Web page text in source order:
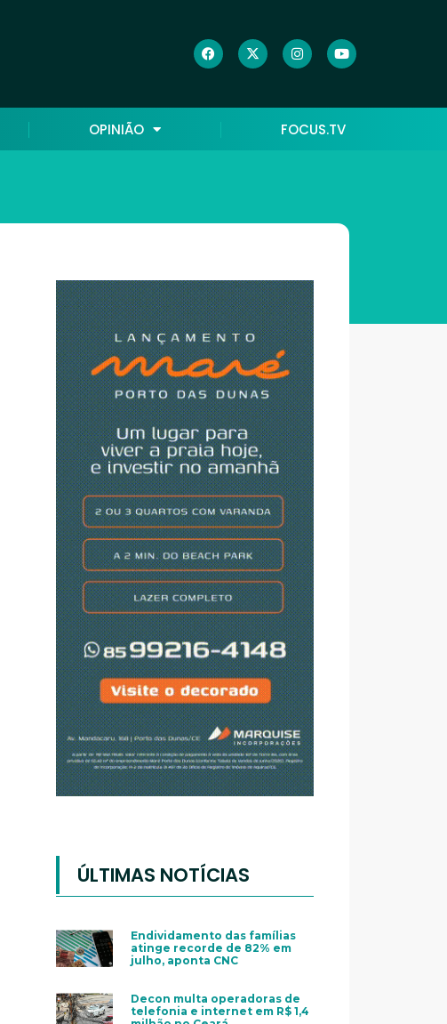
OPINIÃO FOCUS.TV
ÚLTIMAS NOTÍCIAS
Endividamento das famílias
atinge recorde de 82% em
julho, aponta CNC
Decon multa operadoras de
telefonia e internet em R$ 1,4